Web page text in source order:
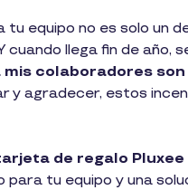
tu equipo no es solo un
cuando llega fin de año,
mis colaboradores
y agradecer, estos
de regalo Pluxee
tu equipo y una